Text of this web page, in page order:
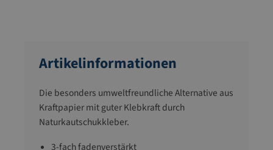
Artikelinformationen
Die besonders umweltfreundliche Alternative aus
Kraftpapier mit guter Klebkraft durch
Naturkautschukkleber.
3-fach fadenverstärkt